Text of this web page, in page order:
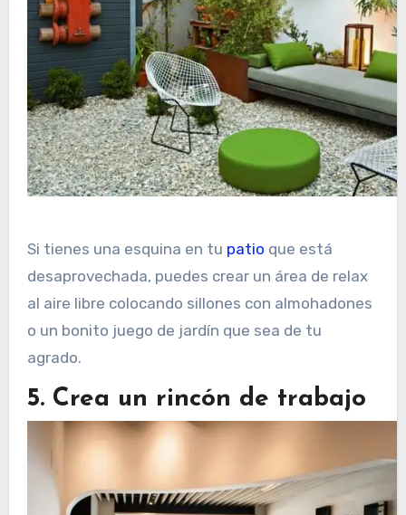
Si tienes una esquina en tu patio que está
desaprovechada, puedes crear un área de relax
al aire libre colocando sillones con almohadones
o un bonito juego de jardín que sea de tu
agrado.
5. Crea un rincón de trabajo